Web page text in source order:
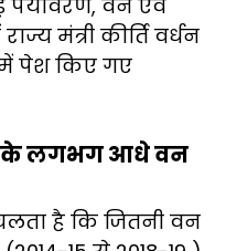
वन एवं
मंत्री कीर्ति वर्धन
पेश किए गए
के लगभग आधे वन
है कि जितनी वन